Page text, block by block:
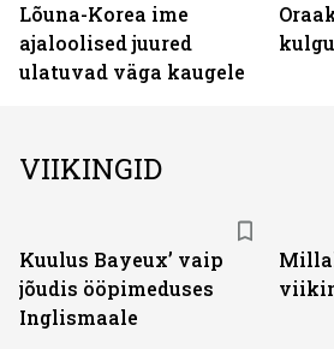
Lõuna-Korea ime
ajaloolised juured
ulatuvad väga kaugele
kulgu
VIIKINGID
Kuulus Bayeux’ vaip
jõudis ööpimeduses
Inglismaale